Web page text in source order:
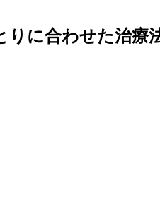
りに合わせた治療